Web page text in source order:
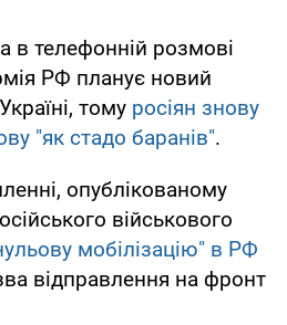
в телефонній розмові
РФ планує новий
тому росіян знову
"як стадо баранів".
опублікованому
військового
мобілізацію" в РФ
відправлення на фронт